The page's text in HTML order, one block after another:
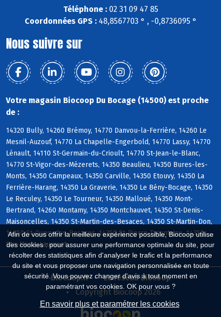
Afin de vous offrir la meilleure expérience possible, Biocoop utilise
des cookies : pour assurer une performance optimale du site, pour
récolter des statistiques afin d'analyser le trafic et la performance
du site et vous proposer une navigation personnalisée en toute
sécurité. Vous pouvez changer d'avis à tout moment en
paramétrant vos cookies. OK pour vous ?
En savoir plus et paramétrer les cookies
Téléphone :02 31 09 47 85
Coordonnées GPS :48,8567703 ° , -0,8736095 °
Nous suivre sur
Votre magasin Biocoop Du Bocage (14500) est proche
de :
14320 Bully, 14260 Brémoy, 14770 Danvou-la-Ferrière, 14260 Le
Mesnil-Auzouf, 14770 La Chapelle-Engerbold, 14770 Lassy, 14770
Lénault, 14110 St-Germain-du-Crioult, 14770 St-Jean-le-Blanc,
14770 St-Vigor-des-Mézerets, 14350 Beaulieu, 14350 Bures-les-
Monts, 14350 Campeaux, 14350 Carville, 14350 Etouvy, 14350 La
Ferrière-Harang, 14350 La Graverie, 14350 Le Bény-Bocage, 14350
Le Reculey, 14350 Le Tourneur, 14350 Malloué, 14350 Mont-
Bertrand, 14260 Montamy, 14350 Montchauvet, 14350 St-Denis-
Maisoncelles, 14350 St-Martin-des-Besaces, 14350 St-Martin-Don,
14350 St-Ouen-des-Besaces, 14350 St-Pierre-Tarentaine, 14350
Ste-Marie-Laumont
Biocoop.fr
Le réseau Biocoop
Copyright Biocoop 2026